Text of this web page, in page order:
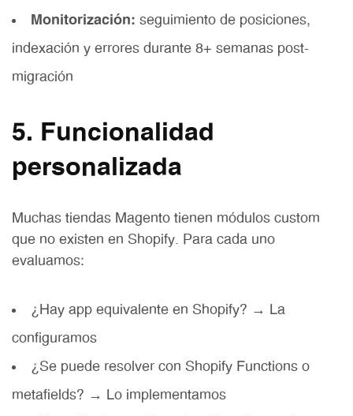
Monitorización: seguimiento de posiciones,
indexación y errores durante 8+ semanas post-
migración
5. Funcionalidad
personalizada
Muchas tiendas Magento tienen módulos custom
que no existen en Shopify. Para cada uno
evaluamos:
¿Hay app equivalente en Shopify? → La
configuramos
¿Se puede resolver con Shopify Functions o
metafields? → Lo implementamos